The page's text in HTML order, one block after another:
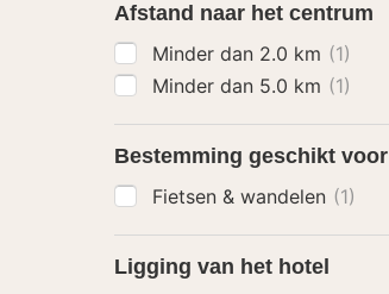
Afstand naar het centrum
Minder dan 2.0 km (1)
Minder dan 5.0 km (1)
Bestemming geschikt voor
Fietsen & wandelen (1)
Ligging van het hotel